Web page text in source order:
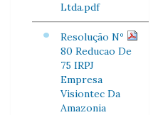
Ltda.pdf
Resolução Nº
80 Reducao De
75 IRPJ
Empresa
Visiontec Da
Amazonia